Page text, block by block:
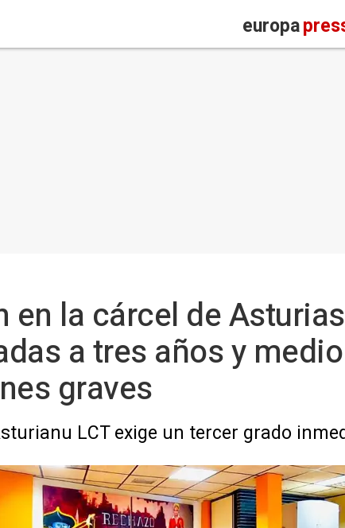
europa
en la cárcel de
a tres años y
graves
LCT exige un tercer grado